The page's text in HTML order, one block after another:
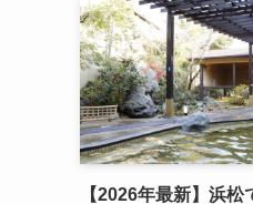
【2026年最新】浜松